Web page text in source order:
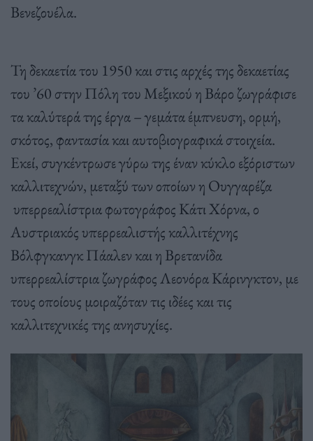
Βενεζουέλα.
Τη δεκαετία του 1950 και στις αρχές της δεκαετίας
του ’60 στην Πόλη του Μεξικού η Βάρο ζωγράφισε
τα καλύτερά της έργα – γεμάτα έμπνευση, ορμή,
σκότος, φαντασία και αυτοβιογραφικά στοιχεία.
Εκεί, συγκέντρωσε γύρω της έναν κύκλο εξόριστων
καλλιτεχνών, μεταξύ των οποίων η Ουγγαρέζα
υπερρεαλίστρια φωτογράφος Κάτι Χόρνα, ο
Αυστριακός υπερρεαλιστής καλλιτέχνης
Βόλφγκανγκ Πάαλεν και η Βρετανίδα
υπερρεαλίστρια ζωγράφος Λεονόρα Κάρινγκτον, με
τους οποίους μοιραζόταν τις ιδέες και τις
καλλιτεχνικές της ανησυχίες.